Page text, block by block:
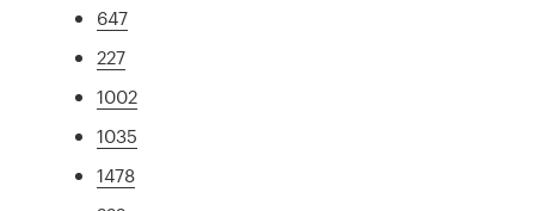
647
227
1002
1035
1478